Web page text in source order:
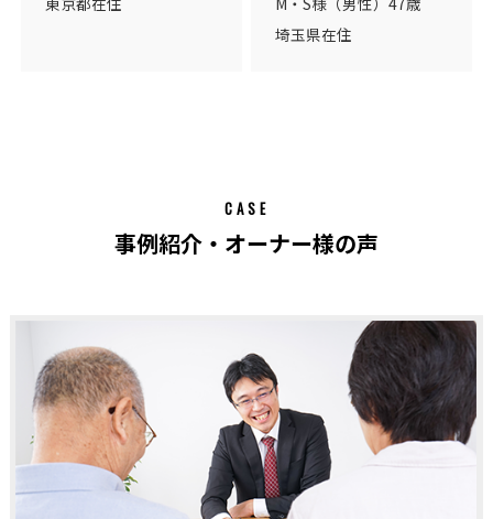
埼玉県在住
CASE
事例紹介・オーナー様の声